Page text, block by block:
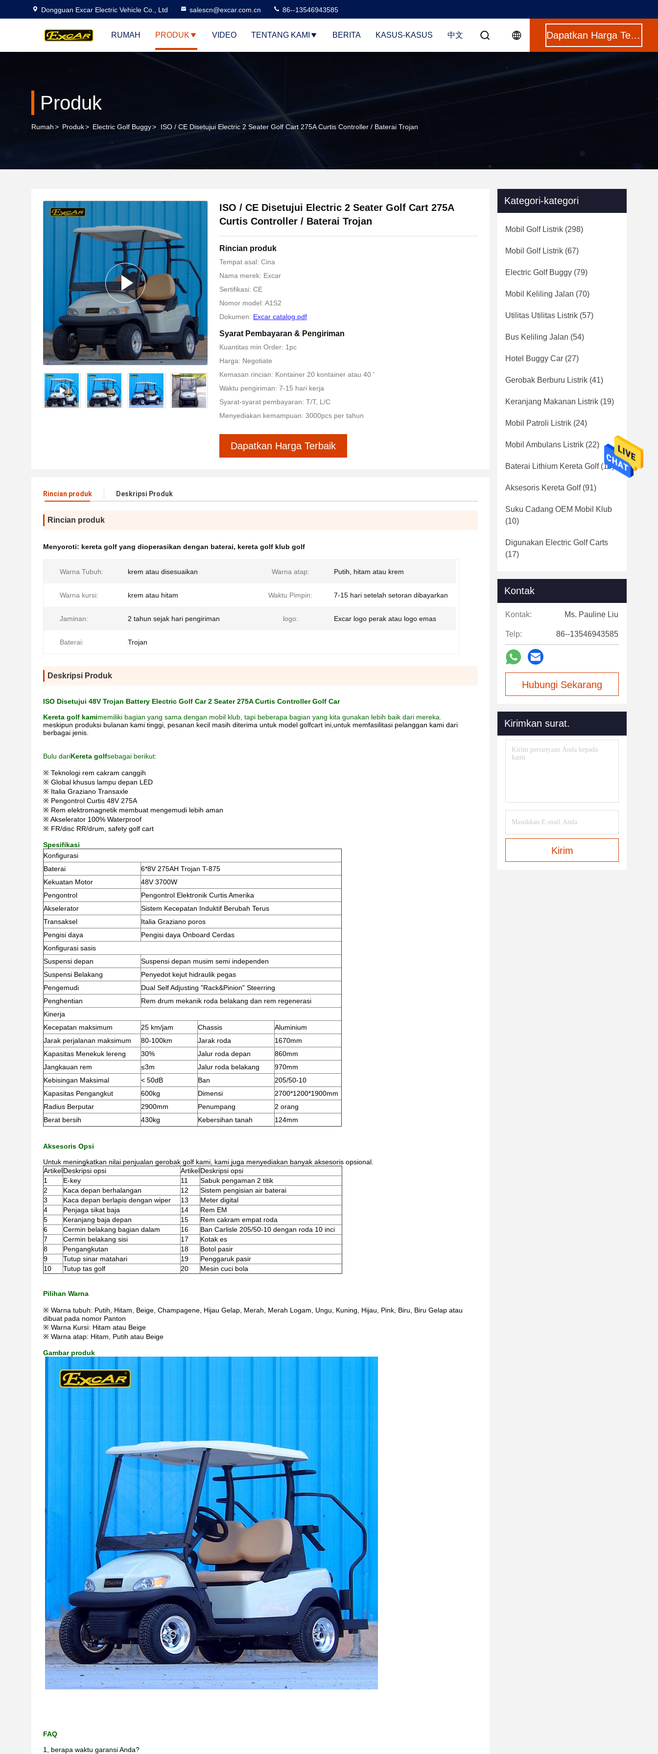
Dongguan Excar Electric Vehicle Co., Ltd salescn@excar.com.cn 86--13546943585
RUMAH PRODUK VIDEO TENTANG KAMI BERITA KASUS-KASUS 中文 Dapatkan Harga Terbaik
Produk
Rumah> Produk> Electric Golf Buggy> ISO / CE Disetujui Electric 2 Seater Golf Cart 275A Curtis Controller / Baterai Trojan
ISO / CE Disetujui Electric 2 Seater Golf Cart 275A
Curtis Controller / Baterai Trojan
Rincian produk
Tempat asal: Cina
Nama merek: Excar
Sertifikasi: CE
Nomor model: A1S2
Dokumen: Excar catalog.pdf
Syarat Pembayaran & Pengiriman
Kuantitas min Order: 1pc
Harga: Negotiate
Kemasan rincian: Kontainer 20 kontainer atau 40 '
Waktu pengiriman: 7-15 hari kerja
Syarat-syarat pembayaran: T/T, L/C
Menyediakan kemampuan: 3000pcs per tahun
Dapatkan Harga Terbaik
Rincian produk Deskripsi Produk
Rincian produk
Menyoroti: kereta golf yang dioperasikan dengan baterai, kereta golf klub golf
Warna Tubuh: krem atau disesuaikan Warna atap: Putih, hitam atau krem
Warna kursi: krem atau hitam Waktu Pimpin: 7-15 hari setelah setoran dibayarkan
Jaminan: 2 tahun sejak hari pengiriman logo: Excar logo perak atau logo emas
Baterai: Trojan
Deskripsi Produk
ISO Disetujui 48V Trojan Battery Electric Golf Car 2 Seater 275A Curtis Controller Golf Car
Kereta golf kamimemiliki bagian yang sama dengan mobil klub, tapi beberapa bagian yang kita gunakan lebih baik dari mereka.
meskipun produksi bulanan kami tinggi, pesanan kecil masih diterima untuk model golfcart ini,untuk memfasilitasi pelanggan kami dari
berbagai jenis.
Bulu dariKereta golfsebagai berikut:
※ Teknologi rem cakram canggih
※ Global khusus lampu depan LED
※ Italia Graziano Transaxle
※ Pengontrol Curtis 48V 275A
※ Rem elektromagnetik membuat mengemudi lebih aman
※ Akselerator 100% Waterproof
※ FR/disc RR/drum, safety golf cart
Spesifikasi
Konfigurasi
Baterai
6*8V 275AH Trojan T-875
Kekuatan Motor
48V 3700W
Pengontrol
Pengontrol Elektronik Curtis Amerika
Akselerator
Sistem Kecepatan Induktif Berubah Terus
Transaksel
Italia Graziano poros
Pengisi daya
Pengisi daya Onboard Cerdas
Konfigurasi sasis
Suspensi depan
Suspensi depan musim semi independen
Suspensi Belakang
Penyedot kejut hidraulik pegas
Pengemudi
Dual Self Adjusting "Rack&Pinion" Steerring
Penghentian
Rem drum mekanik roda belakang dan rem regenerasi
Kinerja
Kecepatan maksimum
25 km/jam Chassis
Aluminium
Jarak perjalanan maksimum
80-100km Jarak roda
1670mm
Kapasitas Menekuk lereng
30% Jalur roda depan
860mm
Jangkauan rem
≤3m Jalur roda belakang
970mm
Kebisingan Maksimal
< 50dB Ban
205/50-10
Kapasitas Pengangkut
600kg Dimensi
2700*1200*1900mm
Radius Berputar
2900mm Penumpang
2 orang
Berat bersih
430kg Kebersihan tanah 124mm
Aksesoris Opsi
Untuk meningkatkan nilai penjualan gerobak golf kami, kami juga menyediakan banyak aksesoris opsional.
ArtikelDeskripsi opsi ArtikelDeskripsi opsi
1
E-key 11
Sabuk pengaman 2 titik
2
Kaca depan berhalangan 12
Sistem pengisian air baterai
3
Kaca depan berlapis dengan wiper 13
Meter digital
4
Penjaga sikat baja 14
Rem EM
5
Keranjang baja depan 15
Rem cakram empat roda
6
Cermin belakang bagian dalam 16
Ban Carlisle 205/50-10 dengan roda 10 inci
7
Cermin belakang sisi 17
Kotak es
8
Pengangkutan 18
Botol pasir
9
Tutup sinar matahari 19
Penggaruk pasir
10
Tutup tas golf 20 Mesin cuci bola
Pilihan Warna
※ Warna tubuh: Putih, Hitam, Beige, Champagene, Hijau Gelap, Merah, Merah Logam, Ungu, Kuning, Hijau, Pink, Biru, Biru Gelap atau
dibuat pada nomor Panton
※ Warna Kursi: Hitam atau Beige
※ Warna atap: Hitam, Putih atau Beige
Gambar produk
FAQ
1, berapa waktu garansi Anda?
Kategori-kategori
Mobil Golf Listrik (298)
Mobil Golf Listrik (67)
Electric Golf Buggy (79)
Mobil Keliling Jalan (70)
Utilitas Utilitas Listrik (57)
Bus Keliling Jalan (54)
Hotel Buggy Car (27)
Gerobak Berburu Listrik (41)
Keranjang Makanan Listrik (19)
Mobil Patroli Listrik (24)
Mobil Ambulans Listrik (22)
Baterai Lithium Kereta Golf(16)
Aksesoris Kereta Golf(91)
Suku Cadang OEM Mobil Klub
(10)
Digunakan Electric Golf Carts
(17)
Kontak
Kontak: Ms. Pauline Liu
Telp: 86--13546943585
Hubungi Sekarang
Kirimkan surat.
Kirim